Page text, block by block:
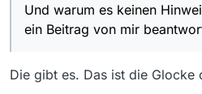
Titel (im Vergleich
Version), dann
und die alten Titel
Aber sobald ich am
Programm starte,
als neu angezeigt.
Und warum es keinen
ein Beitrag von mir
Die gibt es. Das ist die Glocke